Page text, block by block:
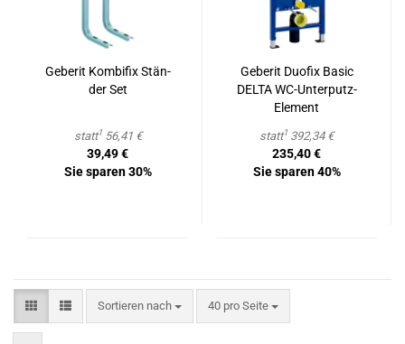
Ge­be­rit Kom­bi­fix Stän­
der Set
statt156,41 €
39,49 €
Sie sparen 30%
Ge­be­rit Du­o­fix Basic
DELTA WC-​Unterputz-​
Element
statt1 392,34 €
235,40 €
Sie sparen 40%
Sortieren nach
Sortieren nach 40 pro Seite
pro Seite